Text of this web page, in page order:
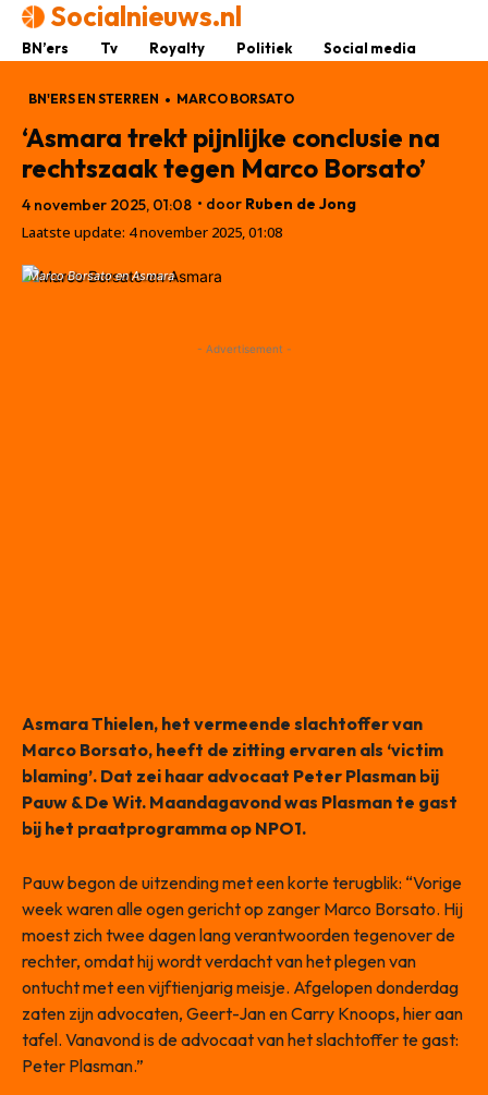
Socialnieuws.nl
BN’ers Tv Royalty Politiek Social media
BN'ERS EN STERREN MARCO BORSATO
‘Asmara trekt pijnlijke conclusie na
rechtszaak tegen Marco Borsato’
4 november 2025, 01:08 • door Ruben de Jong
Laatste update: 4 november 2025, 01:08
Marco Borsato en Asmara
- Advertisement -
Asmara Thielen, het vermeende slachtoffer van
Marco Borsato, heeft de zitting ervaren als ‘victim
blaming’. Dat zei haar advocaat Peter Plasman bij
Pauw & De Wit. Maandagavond was Plasman te gast
bij het praatprogramma op NPO1.
Pauw begon de uitzending met een korte terugblik: “Vorige
week waren alle ogen gericht op zanger Marco Borsato. Hij
moest zich twee dagen lang verantwoorden tegenover de
rechter, omdat hij wordt verdacht van het plegen van
ontucht met een vijftienjarig meisje. Afgelopen donderdag
zaten zijn advocaten, Geert-Jan en Carry Knoops, hier aan
tafel. Vanavond is de advocaat van het slachtoffer te gast:
Peter Plasman.”